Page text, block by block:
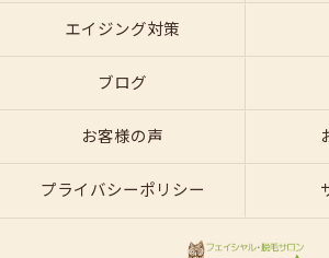
エイジング対策
ブログ
お客様の声
プライバシーポリシー